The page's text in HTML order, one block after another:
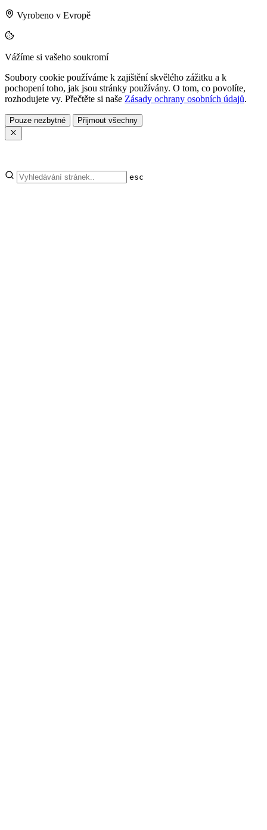
Vyrobeno v Evropě
Vážíme si vašeho soukromí
Soubory cookie používáme k zajištění skvělého zážitku a k
pochopení toho, jak jsou stránky používány. O tom, co povolíte,
rozhodujete vy. Přečtěte si naše Zásady ochrany osobních údajů.
Pouze nezbytné Přijmout všechny
esc